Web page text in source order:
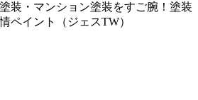
装・マンション塗装をすご腕！塗装
ペイント（ジェスTW）